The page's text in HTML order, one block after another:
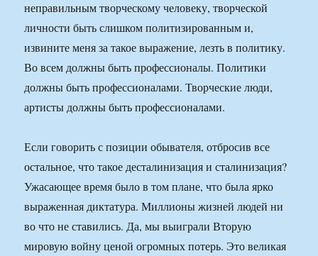
неправильным творческому человеку, творческой
личности быть слишком политизированным и,
извините меня за такое выражение, лезть в политику.
Во всем должны быть профессионалы. Политики
должны быть профессионалами. Творческие люди,
артисты должны быть профессионалами.
Если говорить с позиции обывателя, отбросив все
остальное, что такое десталинизация и сталинизация?
Ужасающее время было в том плане, что была ярко
выраженная диктатура. Миллионы жизней людей ни
во что не ставились. Да, мы выиграли Вторую
мировую войну ценой огромных потерь. Это великая